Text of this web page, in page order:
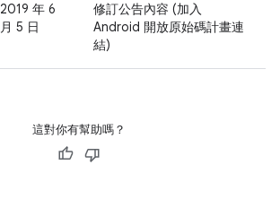
2019 年 6
月 5 日
修訂公告內容 (加入
Android 開放原始碼計畫連
結)
這對你有幫助嗎？